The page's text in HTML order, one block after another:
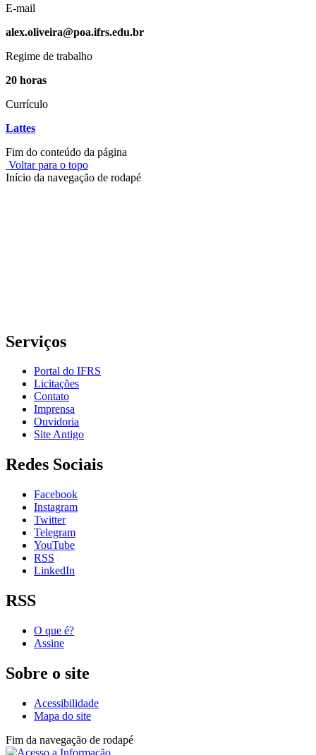
E-mail
alex.oliveira@poa.ifrs.edu.br
Regime de trabalho
20 horas
Currículo
Lattes
Fim do conteúdo da página
Voltar para o topo
Início da navegação de rodapé
Serviços
Portal do IFRS
Licitações
Contato
Imprensa
Ouvidoria
Site Antigo
Redes Sociais
Facebook
Instagram
Twitter
Telegram
YouTube
RSS
LinkedIn
RSS
O que é?
Assine
Sobre o site
Acessibilidade
Mapa do site
Fim da navegação de rodapé